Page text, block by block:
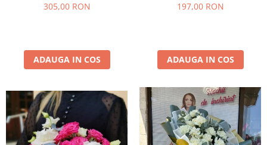
305,00 RON
ADAUGA IN COS
197,00 RON
ADAUGA IN COS